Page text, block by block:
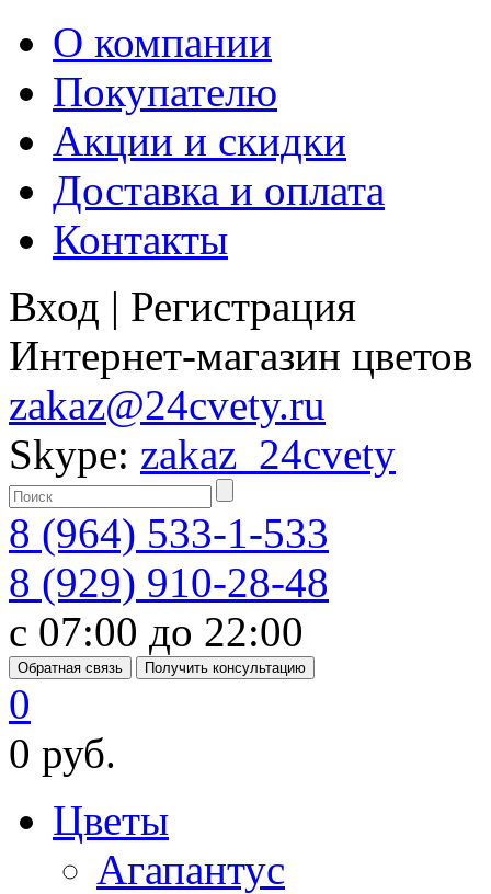
О компании
Покупателю
Акции и скидки
Доставка и оплата
Контакты
Вход | Регистрация
Интернет-магазин цветов
zakaz@24cvety.ru
Skype: zakaz_24cvety
8 (964) 533-1-533
8 (929) 910-28-48
с 07:00 до 22:00
Обратная связь Получить консультацию
0
0 руб.
Цветы
Агапантус